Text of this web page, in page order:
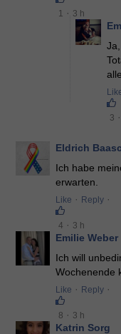
1 · 3 h
3 ·
Eldrich
Ich habe
erwarten.
Like · Reply ·
4 · 3 h
Emilie Weber
Ich will
Wochenende
Like · Reply ·
8 · 3 h
Katrin Sorg